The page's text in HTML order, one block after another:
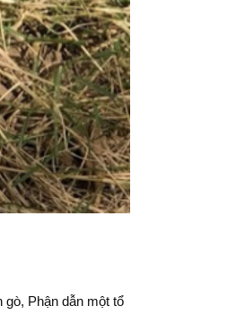
Phận dẫn một tổ